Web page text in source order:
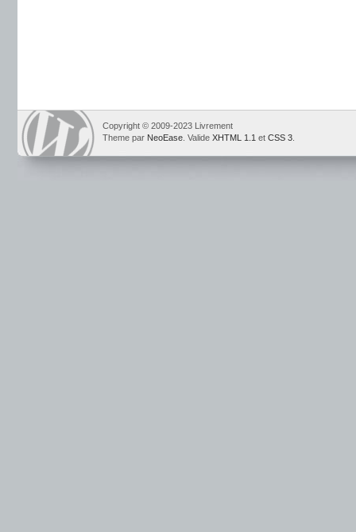
Copyright © 2009-2023 Livrement
Theme par NeoEase . Valide XHTML 1.1 et CSS 3